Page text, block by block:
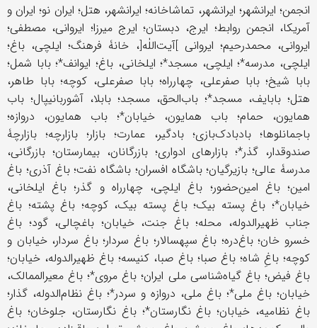
انجمن؛ ایرانشهر؛ ایرانشهر، تماشاخانه؛ ایرانشهر، هتل؛ ایران نو؛ ایران و
آمریکا، انجمن روابط؛ ایرج، دبستان؛ ایرج ‌میرزا؛ ایروانی، مصطفی؛
ایروانی، محمدرحیم؛ ایروانی ]آیت‌اللٰه[، خانۀ فرهنگ؛ ایلچی، باغ؛
ایلچی، مدرسه*؛ ایلچی، مسجد*؛ ایلخانی، باغ؛ ایوانف*؛ بابا شمل؛
بابا شیخ؛ بابا صفرعلی، چهارراه؛ بابا صفرعلی، کوچه؛ بابا طاهر،
هتل؛ بابایف، مسجد*؛ باب‌الحق، مسجد؛ بابلا، آشور‌بانیپال؛ باب
همایون، حمام؛ باب همایون، خیابان*؛ باب همایون، دروازه؛
باجمانلوها؛ بادبادک‌بازی؛ بادگیر، عمارت؛ بازار؛ بازارچه؛ بازارچۀ
صندوقدار، گذر*؛ بازارهای ادواری؛ بازرگانان، بیمارستان؛ بازرگانی،
مدرسۀ عالی؛ بازیرگیان؛ باشگاه افسران؛ باشگاه نفت؛ باغ آذری؛ باغ
امین؛ باغ امین‌حضور؛ باغ ایلچی، چهارراه و گذر؛ باغ ایلخانی،
خیابان*؛ باغ پسته بیک؛ باغ پسته ‌بیک، کوچه؛ باغ پشته؛ باغ
جناب ظهیر‌الدوله، محله؛ باغ جنت، خیابان؛ باغچالی، گود؛ باغ
خسرو خان؛ باغ‌دره؛ باغ سپهسالار؛ باغ سردار؛ باغ سردار، خیابان و
کوچه؛ باغِ شاه؛ باغ صبا؛ باغ صبا، کنیسه؛ باغ ظهیرالدوله، خیابان؛
باغ فیض؛ باغ گیاه‌شناسی ملی ایران؛ باغ مروی*؛ باغ معیرالممالک،
خیابان؛ باغ ملی*؛ باغ ملی، دروازه و سردر*؛ باغ نظام‌الدوله، گذار؛
باغ نظامیه، خیابان؛ باغ نگارستان*؛ باغ نگارستان، جلوخان؛ باغ